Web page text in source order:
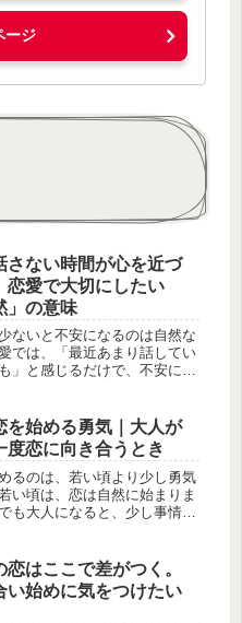
ージ
さない時間が心を近づ
恋愛で大切にしたい
」の意味
ないと不安になるのは自然な
では、「最近あまり話してい
」と感じるだけで、不安にな
な変化に戸惑う人も少なくあ
。ですが、会話の量だけで関
を始める勇気｜大人が
度恋に向き合うとき
るのは、若い頃より少し勇気
い頃は、恋は自然に始まりま
も大人になると、少し事情が
くない恋に慎重になるのは、
経験を重ねてきた証拠です。
恋はここで差がつく。
い始めに気をつけたい